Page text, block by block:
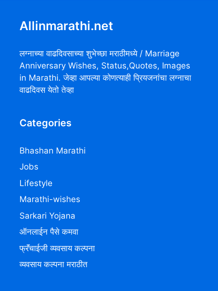
Allinmarathi.net
लग्नाच्या वाढदिवसाच्या शुभेच्छा मराठीमध्ये / Marriage
Anniversary Wishes, Status,Quotes, Images
in Marathi. जेव्हा आपल्या कोणत्याही प्रियजनांचा लग्नाचा
वाढदिवस येतो तेव्हा
Categories
Bhashan Marathi
Jobs
Lifestyle
Marathi-wishes
Sarkari Yojana
ऑनलाईन पैसे कमवा
फ्रॅंचाईजी व्यवसाय कल्पना
व्यवसाय कल्पना मराठीत